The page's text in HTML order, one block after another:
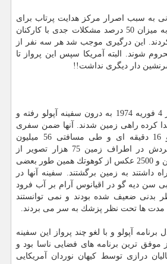
به سبب اصرار مركز هدایت پرتاب برای
افزودن زمان كاری آنها به میزان 50 درصد مشكلات جدی با كاركنان
كردند. این درگیری موجب شد هر سه نفر از
شوند. البته آمریكا سپس این پرواز تا
سرانجام فضانوردان روز 4 فوریه 1974 به درون سفینه آپولو رفته و
جدا كرده راهی زمین شدند. آنها ضمن سفری
84 روز و یك ساعت و 16 دقیقه ای و طی مسافتی 56 میلیون
كیلومتری و 1214 بار گردش در اطراف زمین 75 هزار تصویر از
خورشید، 17 هزار از زمین و 2500 عكس از كوهوتك همین طور بعضی
داشتند به زمین برگشتند. سفینه آنها در
سن دیه گو در اقیانوس آرام بر آب فرود
بدنی ضعیف شده بودند و نمی توانستند
مدت ها تحت نظر پزشك به سر می بردند.
آپولو و با لغو چند پرواز این سفینه
موفق ترین برنامه های فضایی ناسا بود و
درازی توسط كیهان نوردان آمریكایی